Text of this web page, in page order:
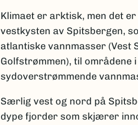
Klimaet er arktisk, men det
vestkysten av Spitsbergen,
atlantiske vannmasser (Vest
Golfstrømmen), til
sydoverstrømmende
Særlig vest og nord på
dype fjorder som skjærer